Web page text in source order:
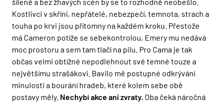
Kostlivci v skříni, nepřátelé, nebezpečí, temnota, strach a
touha po krvi jsou přítomny na každém kroku. Přestože
má Cameron potíže se sebekontrolou, Emery mu nedává
moc prostoru a sem tam tlačí na pilu. Pro Cama je tak
občas velmi obtížné nepodlehnout své temné touze a
největšímu strašákovi. Bavilo mě postupné odkrývání
minulosti a bourání hradeb, které kolem sebe obě
postavy měly. Nechybí akce ani zvraty. Oba čeká náročná